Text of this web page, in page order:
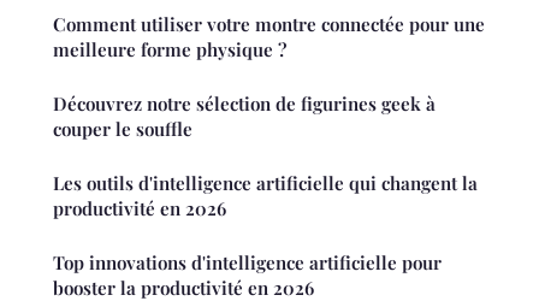
Comment utiliser votre montre connectée pour une
meilleure forme physique ?
Découvrez notre sélection de figurines geek à
couper le souffle
Les outils d'intelligence artificielle qui changent la
productivité en 2026
Top innovations d'intelligence artificielle pour
booster la productivité en 2026